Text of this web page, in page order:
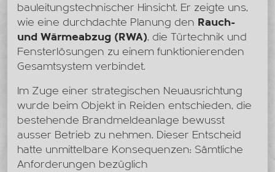
bauleitungstechnischer Hinsicht. Er zeigte uns,
wie eine durchdachte Planung den Rauch-
und Wärmeabzug (RWA), die Türtechnik und
Fensterlösungen zu einem funktionierenden
Gesamtsystem verbindet.
Im Zuge einer strategischen Neuausrichtung
wurde beim Objekt in Reiden entschieden, die
bestehende Brandmeldeanlage bewusst
ausser Betrieb zu nehmen. Dieser Entscheid
hatte unmittelbare Konsequenzen: Sämtliche
Anforderungen bezüglich